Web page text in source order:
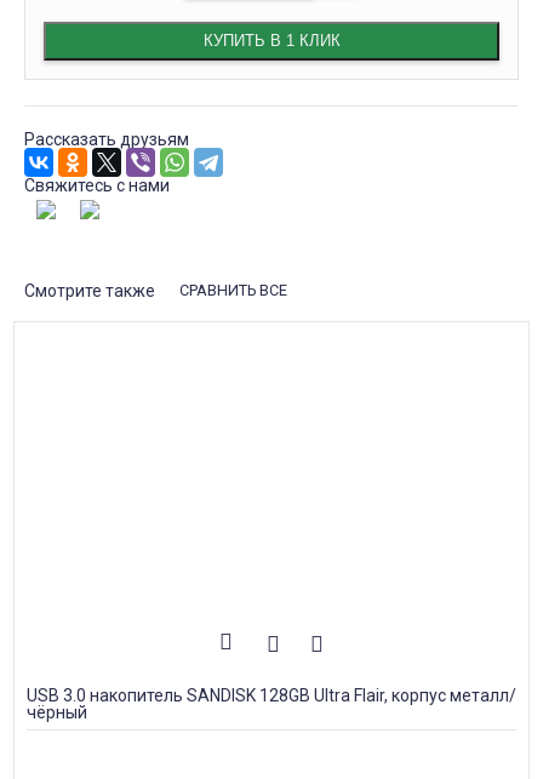
КУПИТЬ В 1 КЛИК
Рассказать друзьям
Свяжитесь с нами
Смотрите также СРАВНИТЬ ВСЕ
USB 3.0 накопитель SANDISK 128GB Ultra Flair, корпус металл/
чёрный